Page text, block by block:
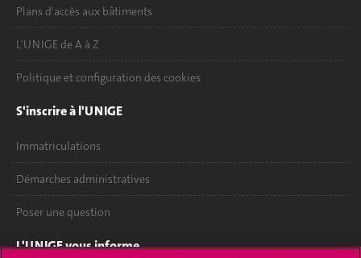
Plans d'accès aux bâtiments
L'UNIGE de A à Z
Politique et configuration des cookies
S'inscrire à l'UNIGE
Immatriculations
Démarches administratives
Poser une question
L'UNIGE vous informe